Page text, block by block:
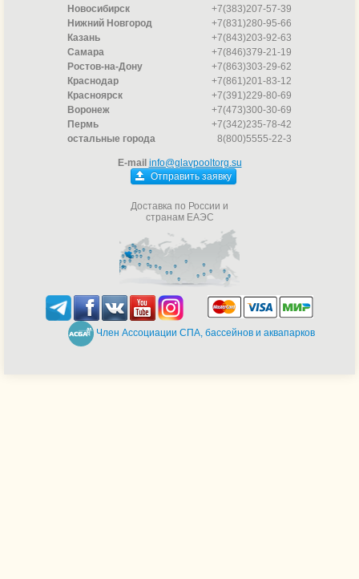
Новосибирск
+7(383)207-57-39
Нижний Новгород
+7(831)280-95-66
Казань
+7(843)203-92-63
Самара
+7(846)379-21-19
Ростов-на-Дону
+7(863)303-29-62
Краснодар
+7(861)201-83-12
Красноярск
+7(391)229-80-69
Воронеж
+7(473)300-30-69
Пермь
+7(342)235-78-42
остальные города
8(800)5555-22-3
E-mail info@glavpooltorg.su
Отправить заявку
Доставка по России и
странам ЕАЭС
Член Ассоциации СПА, бассейнов и аквапарков